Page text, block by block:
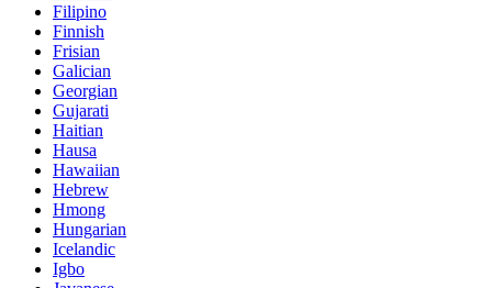
Filipino
Finnish
Frisian
Galician
Georgian
Gujarati
Haitian
Hausa
Hawaiian
Hebrew
Hmong
Hungarian
Icelandic
Igbo